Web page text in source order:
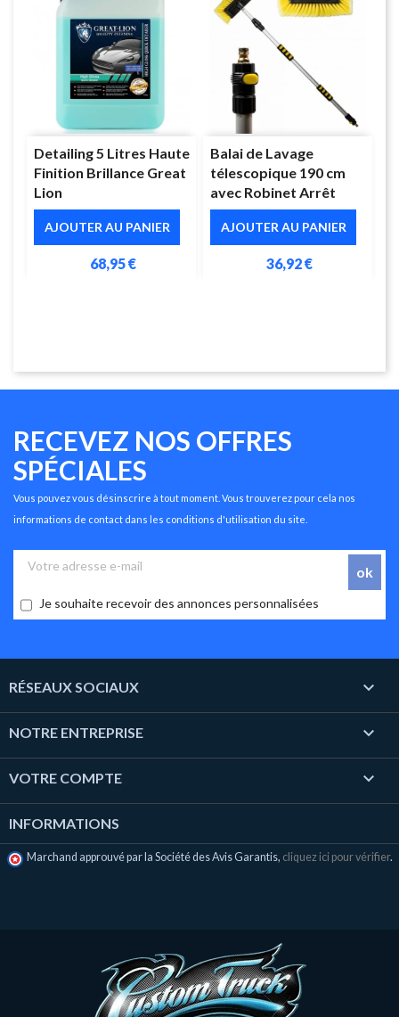
Detailing 5 Litres Haute
Finition Brillance Great
Lion
AJOUTER AU PANIER
68,95 €
Balai de Lavage
télescopique 190 cm
avec Robinet Arrêt
AJOUTER AU PANIER
36,92 €
RECEVEZ NOS OFFRES
SPÉCIALES
Vous pouvez vous désinscrire à tout moment. Vous trouverez pour cela nos
informations de contact dans les conditions d'utilisation du site.
Je souhaite recevoir des annonces personnalisées
RÉSEAUX SOCIAUX 
NOTRE ENTREPRISE 
VOTRE COMPTE 
INFORMATIONS
Marchand approuvé par la Société des Avis Garantis, cliquez ici pour vérifier.